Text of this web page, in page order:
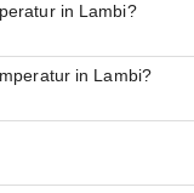
in Lambi?
in Lambi?